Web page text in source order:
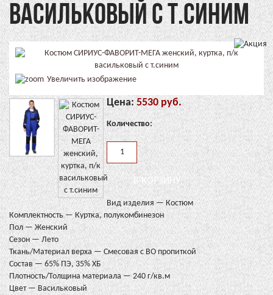
ВАСИЛЬКОВЫЙ С Т.СИНИМ
Увеличить изображение
Цена: 5530 руб.
Количество:
Вид изделия — Костюм
Комплектность — Куртка, полукомбинезон
Пол — Женский
Сезон — Лето
Ткань/Материал верха — Смесовая с ВО пропиткой
Состав — 65% ПЭ, 35% ХБ
Плотность/Толщина материала — 240 г/кв.м
Цвет — Васильковый